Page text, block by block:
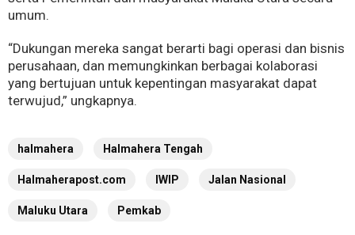
umum.
“Dukungan mereka sangat berarti bagi operasi dan bisnis
perusahaan, dan memungkinkan berbagai kolaborasi
yang bertujuan untuk kepentingan masyarakat dapat
terwujud,” ungkapnya.
halmahera Halmahera Tengah
Halmaherapost.com IWIP Jalan Nasional
Maluku Utara Pemkab